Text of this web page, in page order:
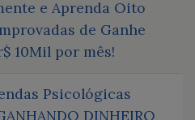
e Aprenda Oito
de Ganhe
10Mil por mês!
Psicológicas
DINHEIRO